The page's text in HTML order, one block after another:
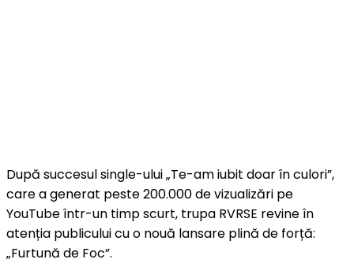
După succesul single-ului „Te-am iubit doar în culori”,
care a generat peste 200.000 de vizualizări pe
YouTube într-un timp scurt, trupa RVRSE revine în
atenția publicului cu o nouă lansare plină de forță:
„Furtună de Foc”.